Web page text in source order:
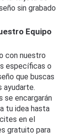
sin grabado
Equipo
con nuestro
específicas o
que buscas
ayudarte.
se encargarán
tu idea hasta
en el
gratuito para